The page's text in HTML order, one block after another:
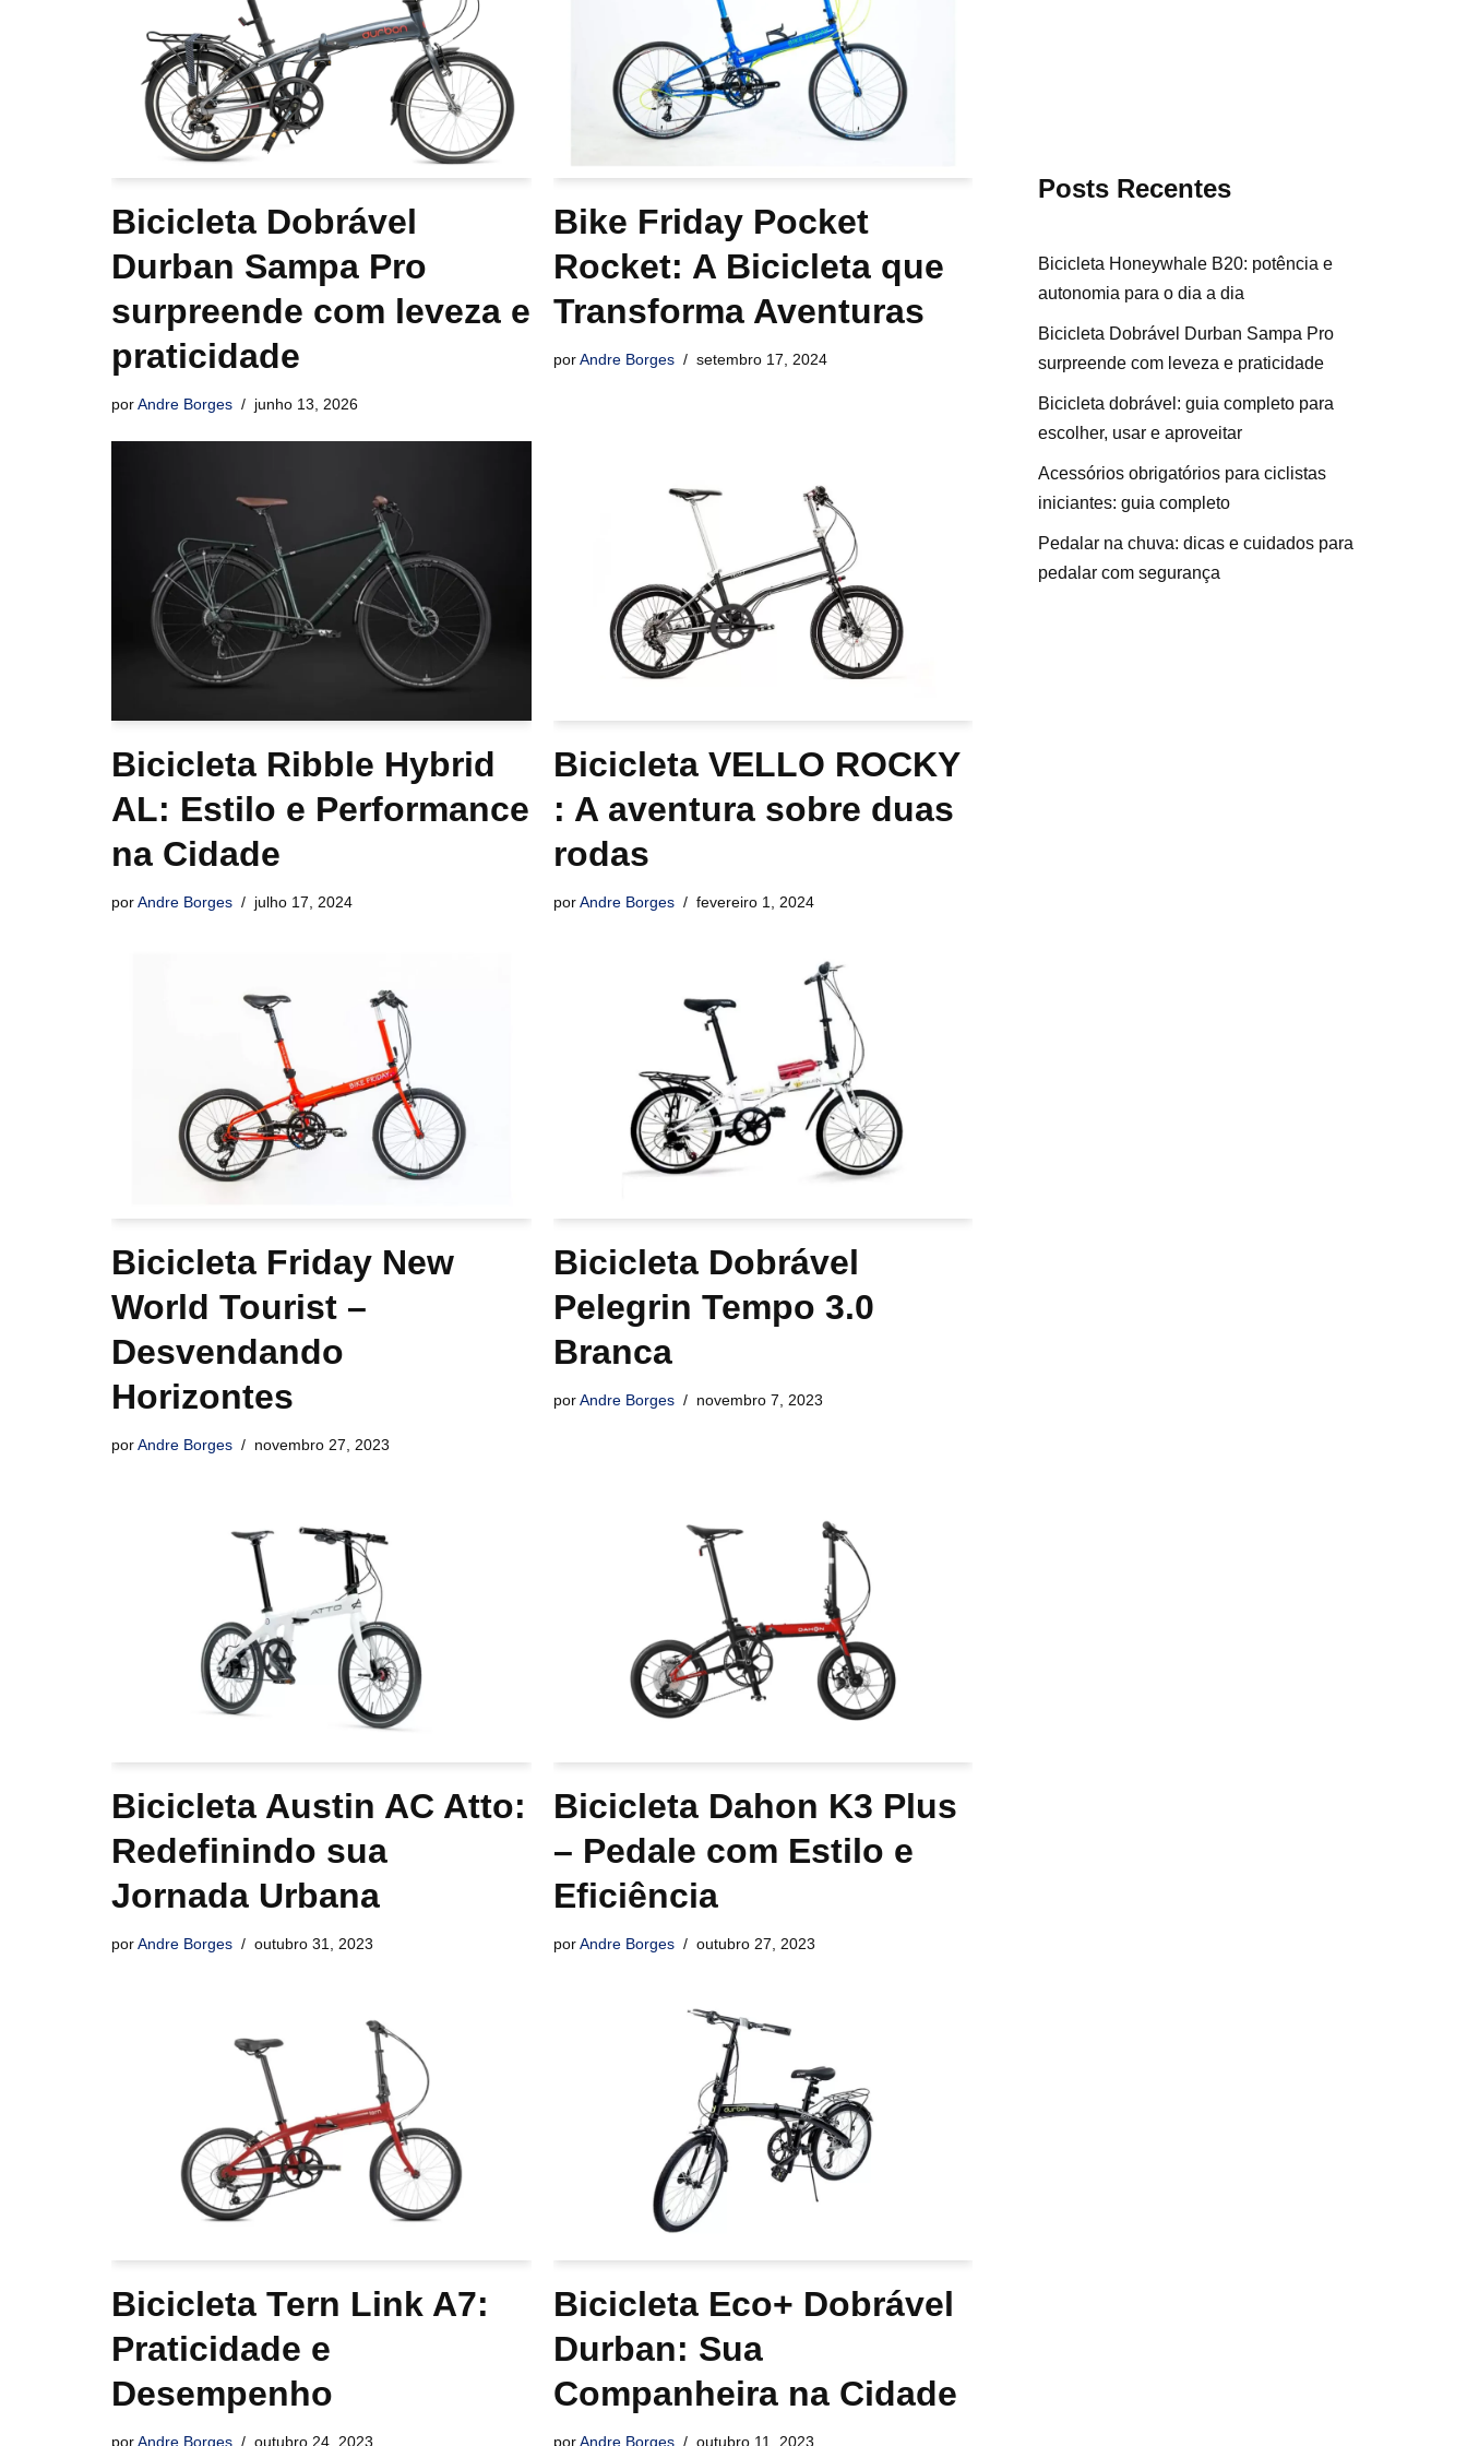
Bicicleta Dobrável
Durban Sampa Pro
surpreende com leveza e
praticidade
porAndre Borges junho 13, 2026
Bike Friday Pocket
Rocket: A Bicicleta que
Transforma Aventuras
porAndre Borges setembro 17, 2024
Bicicleta Ribble Hybrid
AL: Estilo e Performance
na Cidade
porAndre Borges julho 17, 2024
Bicicleta VELLO ROCKY
: A aventura sobre duas
rodas
porAndre Borges fevereiro 1, 2024
Bicicleta Friday New
World Tourist –
Desvendando
Horizontes
porAndre Borges novembro 27, 2023
Bicicleta Dobrável
Pelegrin Tempo 3.0
Branca
porAndre Borges novembro 7, 2023
Bicicleta Austin AC Atto:
Redefinindo sua
Jornada Urbana
porAndre Borges outubro 31, 2023
Bicicleta Dahon K3 Plus
– Pedale com Estilo e
Eficiência
porAndre Borges outubro 27, 2023
Bicicleta Tern Link A7:
Praticidade e
Desempenho
porAndre Borges outubro 24, 2023
Bicicleta Eco+ Dobrável
Durban: Sua
Companheira na Cidade
porAndre Borges outubro 11, 2023
Posts Recentes
Bicicleta Honeywhale B20: potência e
autonomia para o dia a dia
Bicicleta Dobrável Durban Sampa Pro
surpreende com leveza e praticidade
Bicicleta dobrável: guia completo para
escolher, usar e aproveitar
Acessórios obrigatórios para ciclistas
iniciantes: guia completo
Pedalar na chuva: dicas e cuidados para
pedalar com segurança